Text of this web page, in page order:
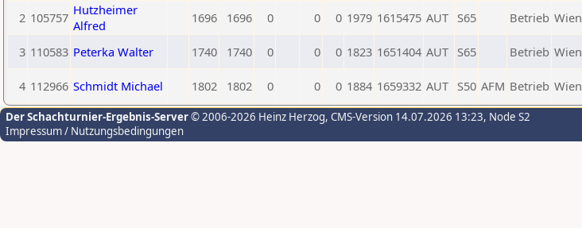
2 105757 Hutzheimer
Alfred
1696 1696 0 0 0 1979 1615475 AUT S65 Betrieb Wien
3 110583 Peterka Walter 1740 1740 0 0 0 1823 1651404 AUT S65 Betrieb Wien
4 112966 Schmidt Michael 1802 1802 0 0 0 1884 1659332 AUT S50 AFM Betrieb Wien
Der Schachturnier-Ergebnis-Server© 2006-2026 Heinz Herzog, CMS-Version 14.07.2026 13:23, Node S2
Impressum / Nutzungsbedingungen